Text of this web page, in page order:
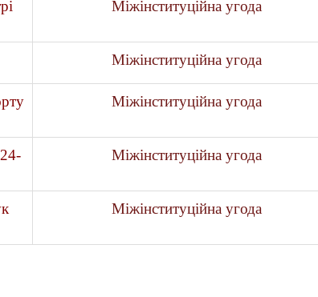
Міжінституційна угода
Міжінституційна угода
Міжінституційна угода
Міжінституційна угода
Міжінституційна угода